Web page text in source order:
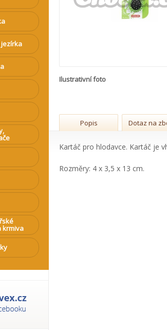
krmiva
Ilustrativní foto
Popis Dotaz na
Kartáč pro hlodavce. Kartáč je
Rozměry: 4 x 3,5 x 13 cm.